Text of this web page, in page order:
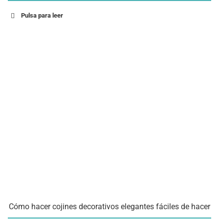
Pulsa para leer
Cómo hacer cojines decorativos elegantes fáciles de hacer